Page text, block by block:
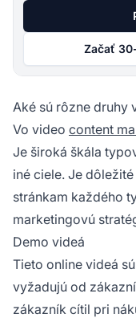
Začať
Aké sú rôzne druhy
Vo video content
Je široká škála
iné ciele. Je
stránkam každého
marketingovú
Demo videá
Tieto online videá sú
vyžadujú od
zákazník cítil pri